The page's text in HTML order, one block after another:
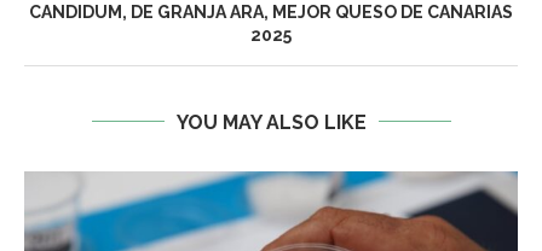
CANDIDUM, DE GRANJA ARA, MEJOR QUESO DE CANARIAS
2025
YOU MAY ALSO LIKE